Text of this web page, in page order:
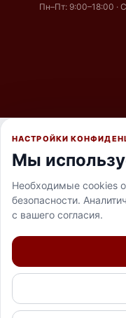
Пн–Пт: 9:00–18:00 ·
НАСТРОЙКИ
Мы
Необходимые cookies
безопасности.
с вашего согласия.